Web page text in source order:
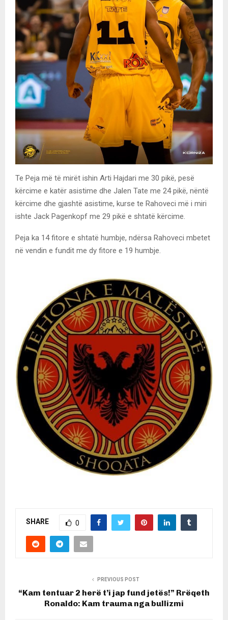
Te Peja më të mirët ishin Arti Hajdari me 30 pikë, pesë
kërcime e katër asistime dhe Jalen Tate me 24 pikë, nëntë
kërcime dhe gjashtë asistime, kurse te Rahoveci më i miri
ishte Jack Pagenkopf me 29 pikë e shtatë kërcime.
Peja ka 14 fitore e shtatë humbje, ndërsa Rahoveci mbetet
në vendin e fundit me dy fitore e 19 humbje.
SHARE 0
PREVIOUS POST
“Kam tentuar 2 herë t’i jap fund jetës!” Rrëqeth
Ronaldo: Kam trauma nga bullizmi